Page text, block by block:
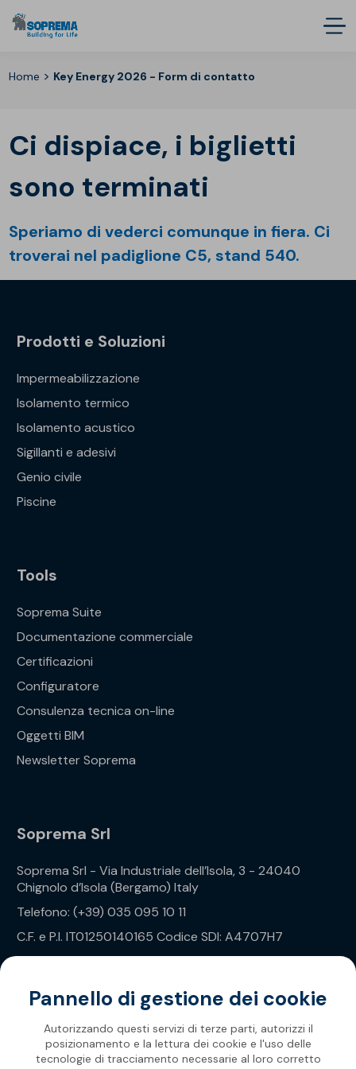
Home > Key Energy 2026 - Form di contatto
Ci dispiace, i biglietti
sono terminati
Speriamo di vederci comunque in fiera. Ci
troverai nel padiglione C5, stand 540.
Prodotti e Soluzioni
Impermeabilizzazione
Isolamento termico
Isolamento acustico
Sigillanti e adesivi
Genio civile
Piscine
Tools
Soprema Suite
Documentazione commerciale
Certificazioni
Configuratore
Consulenza tecnica on-line
Oggetti BIM
Newsletter Soprema
Soprema Srl
Soprema Srl - Via Industriale dell’Isola, 3 - 24040
Chignolo d’Isola (Bergamo) Italy
Telefono: (+39) 035 095 10 11
C.F. e P.I. IT01250140165 Codice SDI: A4707H7
Privacy Policy
Pannello di gestione dei cookie
Autorizzando questi servizi di terze parti, autorizzi il
posizionamento e la lettura dei cookie e l'uso delle
tecnologie di tracciamento necessarie al loro corretto